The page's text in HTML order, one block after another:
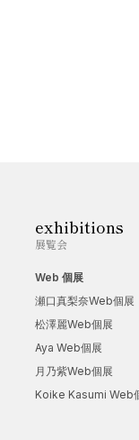
1971年
2008年
・国立新美術館「ア
exhibitions
展覧会
Web 個展
瀬口真梨奈Web個展
松澤麗Web個展
Aya Web個展
月乃紫Web個展
Koike Kasumi Web